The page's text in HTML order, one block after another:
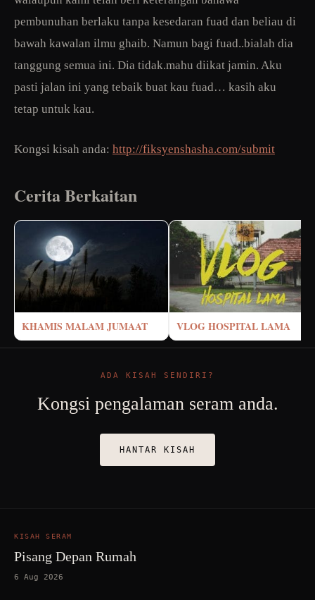
pembunuhan berlaku tanpa kesedaran fuad dan beliau di
bawah kawalan ilmu ghaib. Namun bagi fuad..bialah dia
tanggung semua ini. Dia tidak.mahu diikat jamin. Aku
pasti jalan ini yang tebaik buat kau fuad… kasih aku
tetap untuk kau.
Kongsi kisah anda: http://fiksyenshasha.com/submit
Cerita Berkaitan
KHAMIS MALAM JUMAAT VLOG HOSPITAL LAMA
ADA KISAH SENDIRI?
Kongsi pengalaman seram anda.
HANTAR KISAH
KISAH SERAM
Pisang Depan Rumah
6 Aug 2026